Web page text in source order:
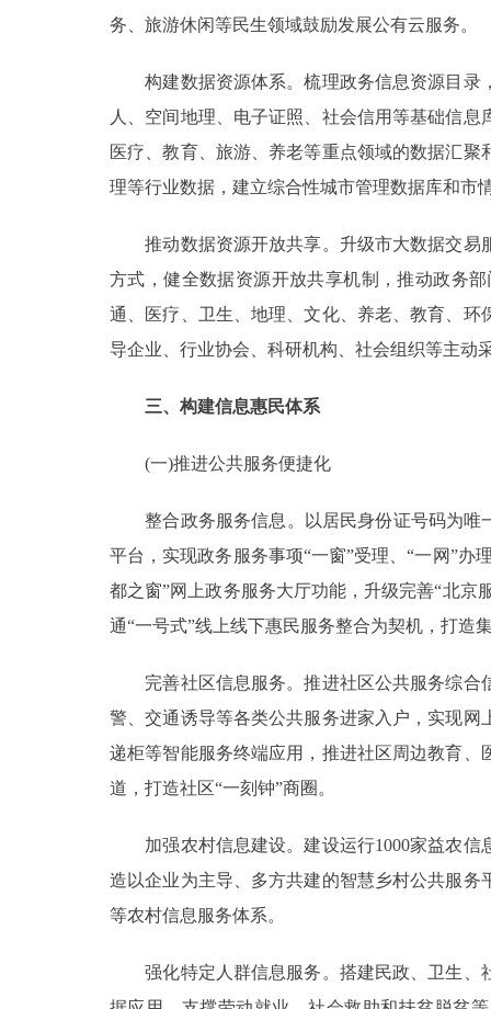
务、旅游休闲等民生领域鼓励发展公有云服务。
构建数据资源体系。梳理政务信息资源目录
人、空间地理、电子证照、社会信用等基础信
医疗、教育、旅游、养老等重点领域的数据汇
理等行业数据，建立综合性城市管理数据库和市
推动数据资源开放共享。升级市大数据交易
方式，健全数据资源开放共享机制，推动政务
通、医疗、卫生、地理、文化、养老、教育、
导企业、行业协会、科研机构、社会组织等主动
三、构建信息惠民体系
(一)推进公共服务便捷化
整合政务服务信息。以居民身份证号码为唯
平台，实现政务服务事项“一窗”受理、“一网”
都之窗”网上政务服务大厅功能，升级完善“北京
通“一号式”线上线下惠民服务整合为契机，打造
完善社区信息服务。推进社区公共服务综合
警、交通诱导等各类公共服务进家入户，实现
递柜等智能服务终端应用，推进社区周边教育
道，打造社区“一刻钟”商圈。
加强农村信息建设。建设运行1000家益农信
造以企业为主导、多方共建的智慧乡村公共服
等农村信息服务体系。
强化特定人群信息服务。搭建民政、卫生、